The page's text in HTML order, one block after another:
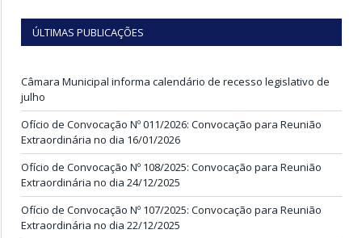
ÚLTIMAS PUBLICAÇÕES
Câmara Municipal informa calendário de recesso legislativo de
julho
Ofício de Convocação Nº 011/2026: Convocação para Reunião
Extraordinária no dia 16/01/2026
Ofício de Convocação Nº 108/2025: Convocação para Reunião
Extraordinária no dia 24/12/2025
Ofício de Convocação Nº 107/2025: Convocação para Reunião
Extraordinária no dia 22/12/2025